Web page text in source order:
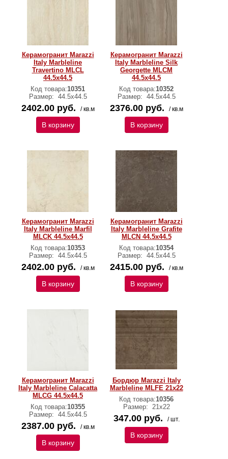
Керамогранит Marazzi
Italy Marbleline
Travertino MLCL
44.5х44.5
Код товара:10351
Размер: 44.5х44.5
2402.00 руб. / кв.м
В корзину
Керамогранит Marazzi
Italy Marbleline Silk
Georgette MLCM
44.5х44.5
Код товара:10352
Размер: 44.5х44.5
2376.00 руб. / кв.м
В корзину
Керамогранит Marazzi
Italy Marbleline Marfil
MLCK 44.5х44.5
Код товара:10353
Размер: 44.5х44.5
2402.00 руб. / кв.м
В корзину
Керамогранит Marazzi
Italy Marbleline Grafite
MLCN 44.5х44.5
Код товара:10354
Размер: 44.5х44.5
2415.00 руб. / кв.м
В корзину
Керамогранит Marazzi
Italy Marbleline Calacatta
MLCG 44.5х44.5
Код товара:10355
Размер: 44.5х44.5
2387.00 руб. / кв.м
В корзину
Бордюр Marazzi Italy
Marbleline MLFE 21х22
Код товара:10356
Размер: 21х22
347.00 руб. / шт.
В корзину